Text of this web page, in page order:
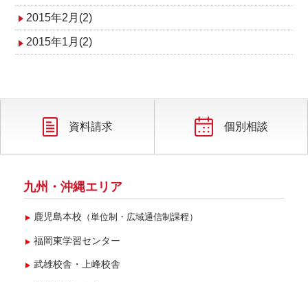
2015年2月(2)
2015年1月(2)
資料請求 個別相談
九州・沖縄エリア
鹿児島本校 （単位制・広域通信制課程）
福岡東学習センター
武雄校舎・上峰校舎